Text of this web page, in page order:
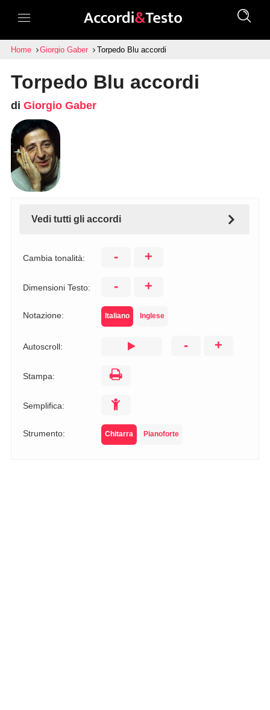
Home Giorgio Gaber Torpedo Blu accordi
Torpedo Blu accordi
di Giorgio Gaber
Vedi tutti gli accordi
Cambia tonalità: - +
Dimensioni Testo: - +
Notazione: Italiano Inglese
Autoscroll: - +
Stampa:
Semplifica:
Strumento: Chitarra Pianoforte